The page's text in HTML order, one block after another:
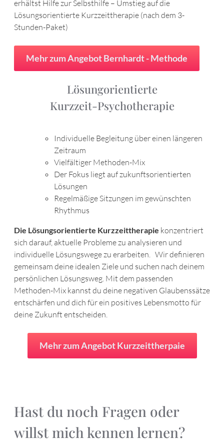
erhältst Hilfe zur Selbsthilfe – Umstieg auf die
Lösungsorientierte Kurzzeittherapie (nach dem 3-
Stunden-Paket)
Mehr zum Angebot Bernhardt - Methode
Lösungorientierte
Kurzzeit-Psychotherapie
Individuelle Begleitung über einen längeren
Zeitraum
Vielfältiger Methoden-Mix
Der Fokus liegt auf zukunftsorientierten
Lösungen
Regelmäßige Sitzungen im gewünschten
Rhythmus
Die Lösungsorientierte Kurzzeittherapie konzentriert
sich darauf, aktuelle Probleme zu analysieren und
individuelle Lösungswege zu erarbeiten. Wir definieren
gemeinsam deine idealen Ziele und suchen nach deinem
persönlichen Lösungsweg. Mit dem passenden
Methoden-Mix kannst du deine negativen Glaubenssätze
entschärfen und dich für ein positives Lebensmotto für
deine Zukunft entscheiden.
Mehr zum Angebot Kurzzeittherpaie
Hast du noch Fragen oder
willst mich kennen lernen?